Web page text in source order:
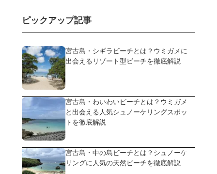
ピックアップ記事
宮古島・シギラビーチとは？ウミガメに
出会えるリゾート型ビーチを徹底解説
宮古島・わいわいビーチとは？ウミガメ
と出会える人気シュノーケリングスポッ
トを徹底解説
宮古島・中の島ビーチとは？シュノーケ
リングに人気の天然ビーチを徹底解説